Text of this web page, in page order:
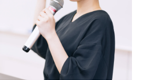
よくあるご質問